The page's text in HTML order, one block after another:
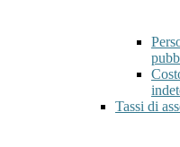
Tassi di